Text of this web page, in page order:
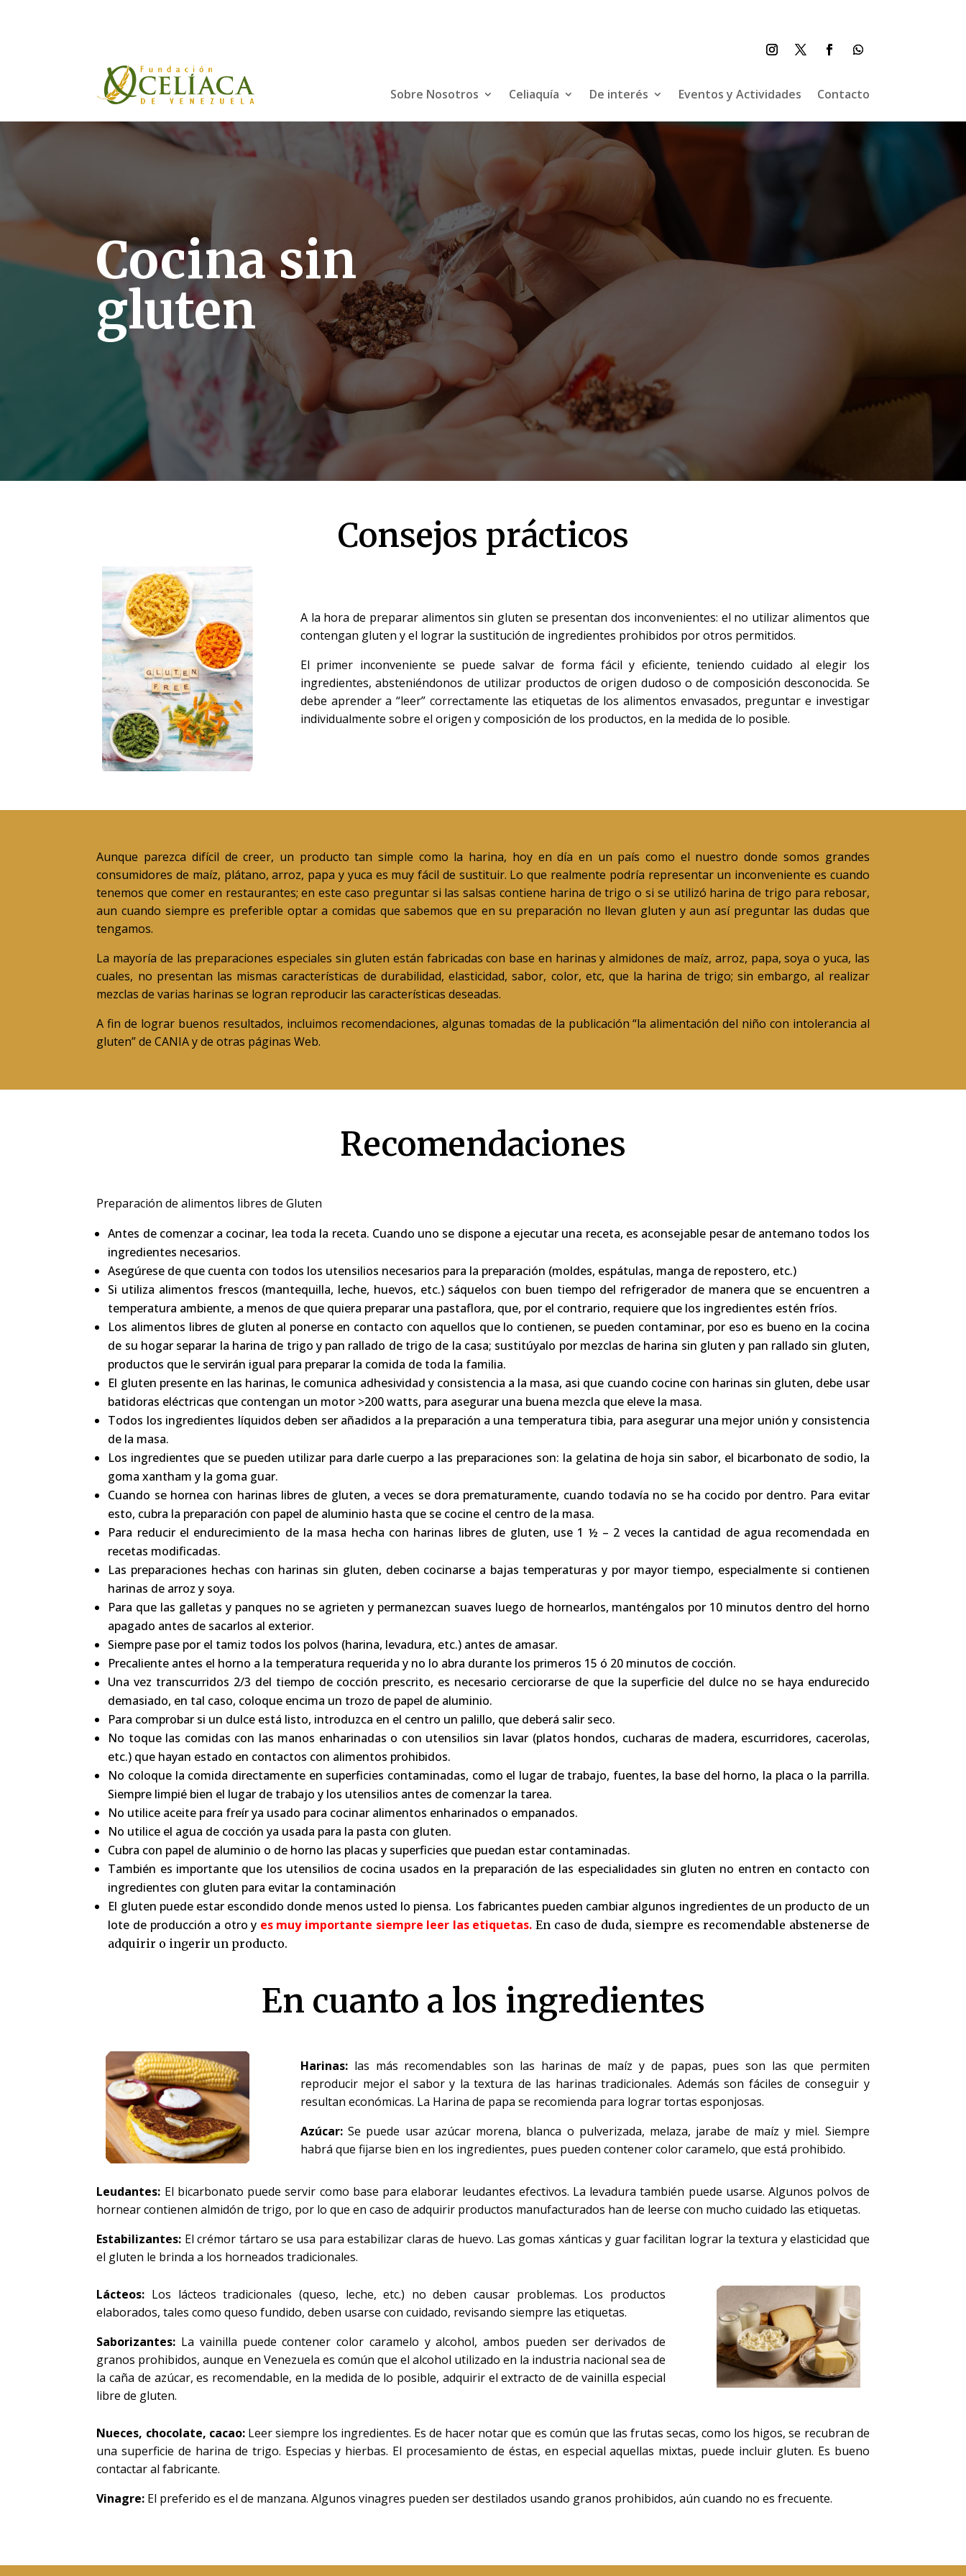
Sobre Nosotros Celiaquía De interés Eventos y Actividades Contacto
Cocina sin
gluten
Consejos prácticos
A la hora de preparar alimentos sin gluten se presentan dos inconvenientes: el no utilizar alimentos que
contengan gluten y el lograr la sustitución de ingredientes prohibidos por otros permitidos.
El primer inconveniente se puede salvar de forma fácil y eficiente, teniendo cuidado al elegir los
ingredientes, absteniéndonos de utilizar productos de origen dudoso o de composición desconocida. Se
debe aprender a “leer” correctamente las etiquetas de los alimentos envasados, preguntar e investigar
individualmente sobre el origen y composición de los productos, en la medida de lo posible.
Aunque parezca difícil de creer, un producto tan simple como la harina, hoy en día en un país como el nuestro donde somos grandes
consumidores de maíz, plátano, arroz, papa y yuca es muy fácil de sustituir. Lo que realmente podría representar un inconveniente es cuando
tenemos que comer en restaurantes; en este caso preguntar si las salsas contiene harina de trigo o si se utilizó harina de trigo para rebosar,
aun cuando siempre es preferible optar a comidas que sabemos que en su preparación no llevan gluten y aun así preguntar las dudas que
tengamos.
La mayoría de las preparaciones especiales sin gluten están fabricadas con base en harinas y almidones de maíz, arroz, papa, soya o yuca, las
cuales, no presentan las mismas características de durabilidad, elasticidad, sabor, color, etc, que la harina de trigo; sin embargo, al realizar
mezclas de varias harinas se logran reproducir las características deseadas.
A fin de lograr buenos resultados, incluimos recomendaciones, algunas tomadas de la publicación “la alimentación del niño con intolerancia al
gluten” de CANIA y de otras páginas Web.
Recomendaciones
Preparación de alimentos libres de Gluten
Antes de comenzar a cocinar, lea toda la receta. Cuando uno se dispone a ejecutar una receta, es aconsejable pesar de antemano todos los
ingredientes necesarios.
Asegúrese de que cuenta con todos los utensilios necesarios para la preparación (moldes, espátulas, manga de repostero, etc.)
Si utiliza alimentos frescos (mantequilla, leche, huevos, etc.) sáquelos con buen tiempo del refrigerador de manera que se encuentren a
temperatura ambiente, a menos de que quiera preparar una pastaflora, que, por el contrario, requiere que los ingredientes estén fríos.
Los alimentos libres de gluten al ponerse en contacto con aquellos que lo contienen, se pueden contaminar, por eso es bueno en la cocina
de su hogar separar la harina de trigo y pan rallado de trigo de la casa; sustitúyalo por mezclas de harina sin gluten y pan rallado sin gluten,
productos que le servirán igual para preparar la comida de toda la familia.
El gluten presente en las harinas, le comunica adhesividad y consistencia a la masa, asi que cuando cocine con harinas sin gluten, debe usar
batidoras eléctricas que contengan un motor >200 watts, para asegurar una buena mezcla que eleve la masa.
Todos los ingredientes líquidos deben ser añadidos a la preparación a una temperatura tibia, para asegurar una mejor unión y consistencia
de la masa.
Los ingredientes que se pueden utilizar para darle cuerpo a las preparaciones son: la gelatina de hoja sin sabor, el bicarbonato de sodio, la
goma xantham y la goma guar.
Cuando se hornea con harinas libres de gluten, a veces se dora prematuramente, cuando todavía no se ha cocido por dentro. Para evitar
esto, cubra la preparación con papel de aluminio hasta que se cocine el centro de la masa.
Para reducir el endurecimiento de la masa hecha con harinas libres de gluten, use 1 ½ – 2 veces la cantidad de agua recomendada en
recetas modificadas.
Las preparaciones hechas con harinas sin gluten, deben cocinarse a bajas temperaturas y por mayor tiempo, especialmente si contienen
harinas de arroz y soya.
Para que las galletas y panques no se agrieten y permanezcan suaves luego de hornearlos, manténgalos por 10 minutos dentro del horno
apagado antes de sacarlos al exterior.
Siempre pase por el tamiz todos los polvos (harina, levadura, etc.) antes de amasar.
Precaliente antes el horno a la temperatura requerida y no lo abra durante los primeros 15 ó 20 minutos de cocción.
Una vez transcurridos 2/3 del tiempo de cocción prescrito, es necesario cerciorarse de que la superficie del dulce no se haya endurecido
demasiado, en tal caso, coloque encima un trozo de papel de aluminio.
Para comprobar si un dulce está listo, introduzca en el centro un palillo, que deberá salir seco.
No toque las comidas con las manos enharinadas o con utensilios sin lavar (platos hondos, cucharas de madera, escurridores, cacerolas,
etc.) que hayan estado en contactos con alimentos prohibidos.
No coloque la comida directamente en superficies contaminadas, como el lugar de trabajo, fuentes, la base del horno, la placa o la parrilla.
Siempre limpié bien el lugar de trabajo y los utensilios antes de comenzar la tarea.
No utilice aceite para freír ya usado para cocinar alimentos enharinados o empanados.
No utilice el agua de cocción ya usada para la pasta con gluten.
Cubra con papel de aluminio o de horno las placas y superficies que puedan estar contaminadas.
También es importante que los utensilios de cocina usados en la preparación de las especialidades sin gluten no entren en contacto con
ingredientes con gluten para evitar la contaminación
El gluten puede estar escondido donde menos usted lo piensa. Los fabricantes pueden cambiar algunos ingredientes de un producto de un
lote de producción a otro y es muy importante siempre leer las etiquetas. En caso de duda, siempre es recomendable abstenerse de
adquirir o ingerir un producto.
En cuanto a los ingredientes
Harinas: las más recomendables son las harinas de maíz y de papas, pues son las que permiten
reproducir mejor el sabor y la textura de las harinas tradicionales. Además son fáciles de conseguir y
resultan económicas. La Harina de papa se recomienda para lograr tortas esponjosas.
Azúcar: Se puede usar azúcar morena, blanca o pulverizada, melaza, jarabe de maíz y miel. Siempre
habrá que fijarse bien en los ingredientes, pues pueden contener color caramelo, que está prohibido.
Leudantes: El bicarbonato puede servir como base para elaborar leudantes efectivos. La levadura también puede usarse. Algunos polvos de
hornear contienen almidón de trigo, por lo que en caso de adquirir productos manufacturados han de leerse con mucho cuidado las etiquetas.
Estabilizantes: El crémor tártaro se usa para estabilizar claras de huevo. Las gomas xánticas y guar facilitan lograr la textura y elasticidad que
el gluten le brinda a los horneados tradicionales.
Lácteos: Los lácteos tradicionales (queso, leche, etc.) no deben causar problemas. Los productos
elaborados, tales como queso fundido, deben usarse con cuidado, revisando siempre las etiquetas.
Saborizantes: La vainilla puede contener color caramelo y alcohol, ambos pueden ser derivados de
granos prohibidos, aunque en Venezuela es común que el alcohol utilizado en la industria nacional sea de
la caña de azúcar, es recomendable, en la medida de lo posible, adquirir el extracto de de vainilla especial
libre de gluten.
Nueces, chocolate, cacao: Leer siempre los ingredientes. Es de hacer notar que es común que las frutas secas, como los higos, se recubran de
una superficie de harina de trigo. Especias y hierbas. El procesamiento de éstas, en especial aquellas mixtas, puede incluir gluten. Es bueno
contactar al fabricante.
Vinagre: El preferido es el de manzana. Algunos vinagres pueden ser destilados usando granos prohibidos, aún cuando no es frecuente.